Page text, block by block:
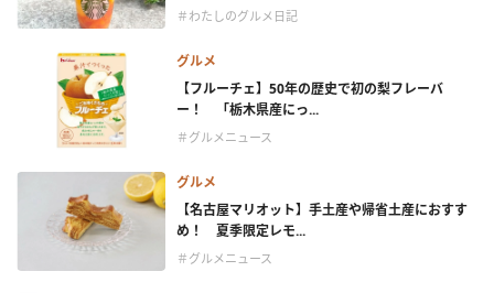
＃わたしのグルメ日記
グルメ
【フルーチェ】50年の歴史で初の梨フレーバ
ー！ 「栃木県産にっ...
＃グルメニュース
グルメ
【名古屋マリオット】手土産や帰省土産におすす
め！ 夏季限定レモ...
＃グルメニュース